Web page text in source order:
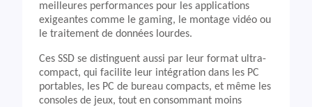
meilleures performances pour les applications
exigeantes comme le gaming, le montage vidéo ou
le traitement de données lourdes.
Ces SSD se distinguent aussi par leur format ultra-
compact, qui facilite leur intégration dans les PC
portables, les PC de bureau compacts, et même les
consoles de jeux, tout en consommant moins